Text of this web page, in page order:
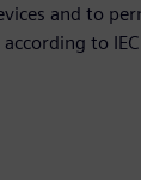
and to
to